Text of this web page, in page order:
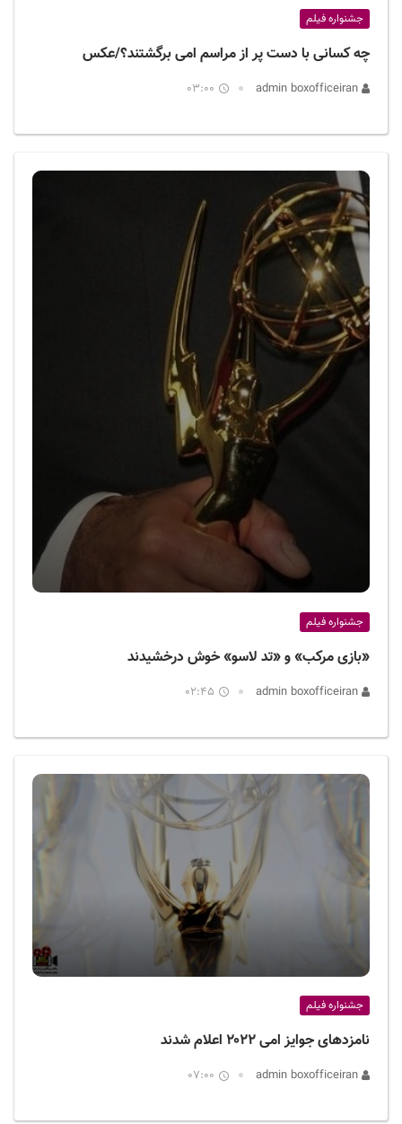
جشنواره فیلم
چه کسانی با دست پر از مراسم امی برگشتند؟/عکس
03:00
جشنواره فیلم
«بازی مرکب» و «تد لاسو» خوش درخشیدند
02:45
جشنواره فیلم
نامزدهای جوایز امی ۲۰۲۲ اعلام شدند
07:00